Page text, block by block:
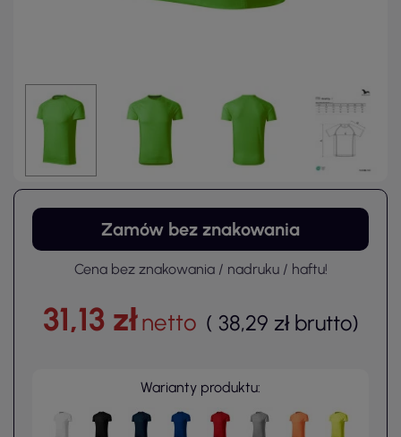
Zamów bez znakowania
Cena bez znakowania / nadruku / haftu!
31,13 złnetto ( 38,29 zł brutto)
Warianty produktu: